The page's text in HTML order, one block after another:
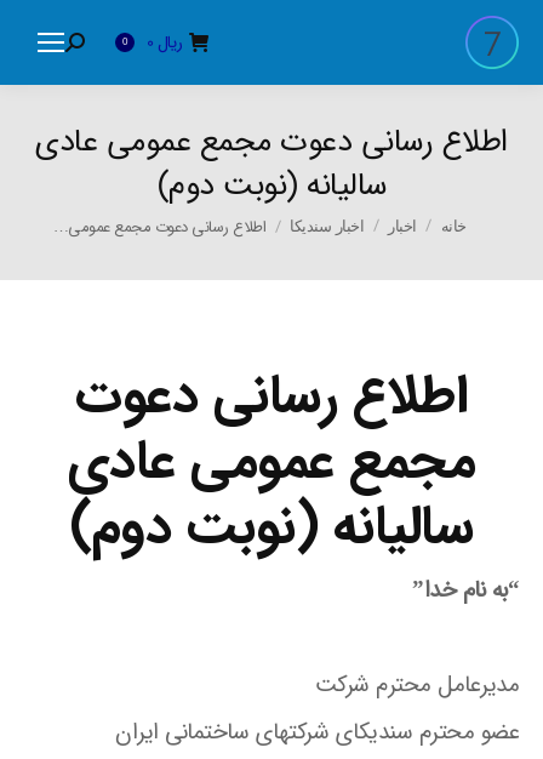
ریال 0
Search:
اطلاع رسانی دعوت مجمع عمومی عادی
سالیانه (نوبت دوم)
You are here:
خانه اخبار اخبار سندیکا اطلاع رسانی دعوت مجمع عمومی…
اطلاع رسانی دعوت
مجمع عمومی عادی
سالیانه (نوبت دوم)
“به نام خدا”
مدیرعامل محترم شرکت
عضو محترم سندیکای شرکتهای ساختمانی ایران